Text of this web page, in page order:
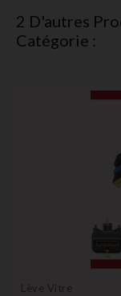
2 D'autres
Catégorie :
Lève Vitre